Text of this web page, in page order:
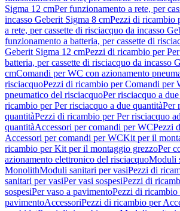
Sigma 12 cmPer funzionamento a rete, per
incasso Geberit Sigma 8 cmPezzi di ricambio
a rete, per cassette di risciacquo da incasso
funzionamento a batteria, per cassette di
Geberit Sigma 12 cmPezzi di ricambio per
batteria, per cassette di risciacquo da incasso
cmComandi per WC con azionamento
risciacquoPezzi di ricambio per Comandi per
pneumatico del risciacquoPer risciacquo a
ricambio per Per risciacquo a due quantitàPer
quantitàPezzi di ricambio per Per risciacquo
quantitàAccessori per comandi per WCPezzi
Accessori per comandi per WCKit per il
ricambio per Kit per il montaggio grezzoPer
azionamento elettronico del risciacquoModuli
MonolithModuli sanitari per vasiPezzi di
sanitari per vasiPer vasi sospesiPezzi di
sospesiPer vaso a pavimentoPezzi di ricambio
pavimentoAccessoriPezzi di ricambio per